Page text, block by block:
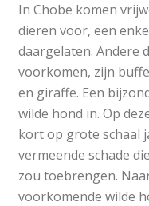
In Chobe komen
dieren voor, een
daargelaten. Andere
voorkomen, zijn
en giraffe. Een
wilde hond in. Op
kort op grote schaal
vermeende schade
zou toebrengen.
voorkomende wilde